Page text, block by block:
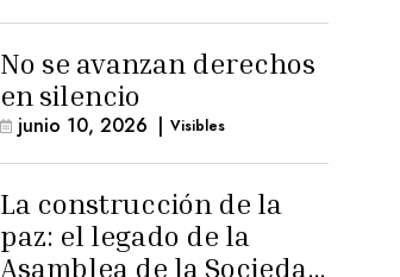
No se avanzan derechos
en silencio
junio 10, 2026 | Visibles
La construcción de la
paz: el legado de la
Asamblea de la Sociedad